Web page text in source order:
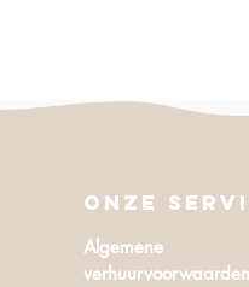
Onze
Algemene
verhuurvoorwaarden